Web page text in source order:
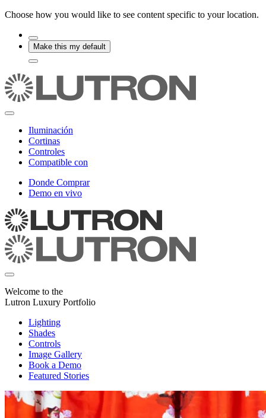
Choose how you would like to see content specific to your location.
Make this my default
Iluminación
Cortinas
Controles
Compatible con
Donde Comprar
Demo en vivo
Welcome to the
Lutron Luxury Portfolio
Lighting
Shades
Controls
Image Gallery
Book a Demo
Featured Stories